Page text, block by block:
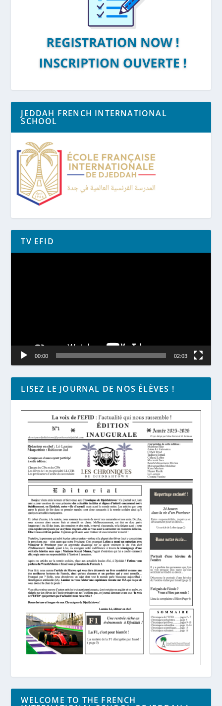
JEDDAH FRENCH INTERNATIONAL
SCHOOL
TV EFID
00:00 02:03
LISEZ LE JOURNAL DE NOS ÉLÈVES !
WELCOME TO THE FRENCH